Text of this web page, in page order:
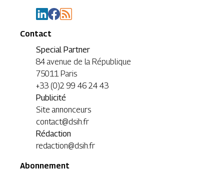
Contact
Special Partner
84 avenue de la République
75011 Paris
+33 (0)2 99 46 24 43
Publicité
Site annonceurs
contact@dsih.fr
Rédaction
redaction@dsih.fr
Abonnement